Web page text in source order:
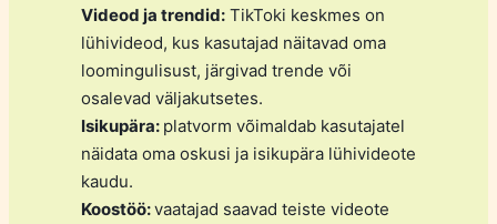
Videod ja trendid:TikToki keskmes on
lühivideod, kus kasutajad näitavad oma
loomingulisust, järgivad trende või
osalevad väljakutsetes.
Isikupära: platvorm võimaldab kasutajatel
näidata oma oskusi ja isikupära lühivideote
kaudu.
Koostöö:vaatajad saavad teiste videote